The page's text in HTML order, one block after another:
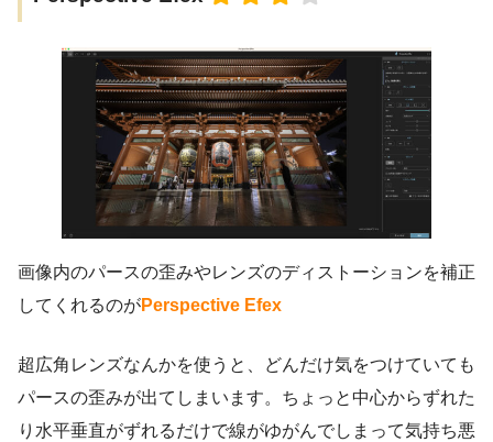
画像内のパースの歪みやレンズのディストーションを補正
してくれるのがPerspective Efex
超広角レンズなんかを使うと、どんだけ気をつけていても
パースの歪みが出てしまいます。ちょっと中心からずれた
り水平垂直がずれるだけで線がゆがんでしまって気持ち悪